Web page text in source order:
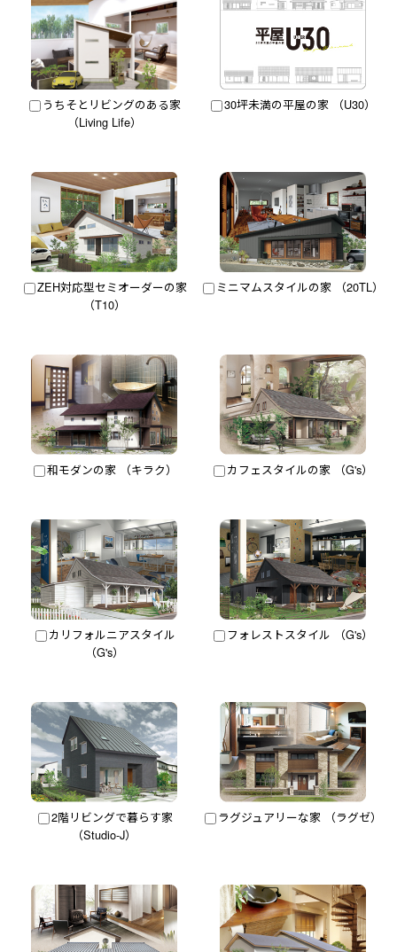
うちそとリビングのある家
（Living Life）
30坪未満の平屋の家 （U30）
ZEH対応型セミオーダーの家
（T10）
ミニマムスタイルの家 （20TL）
和モダンの家 （キラク） カフェスタイルの家 （G's）
カリフォルニアスタイル
（G's）
フォレストスタイル （G's）
2階リビングで暮らす家
（Studio-J）
ラグジュアリーな家 （ラグゼ）